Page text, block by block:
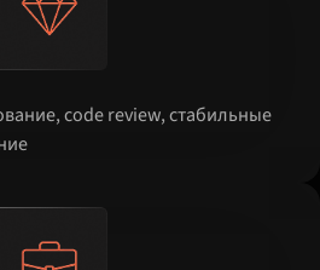
code review, стабильные